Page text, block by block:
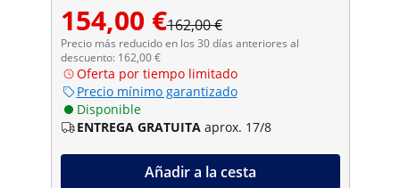
154,00 €162,00 €
Precio más reducido en los 30 días anteriores al
descuento: 162,00 €
Oferta por tiempo limitado
Precio mínimo garantizado
Disponible
ENTREGA GRATUITA aprox. 17/8
Añadir a la cesta